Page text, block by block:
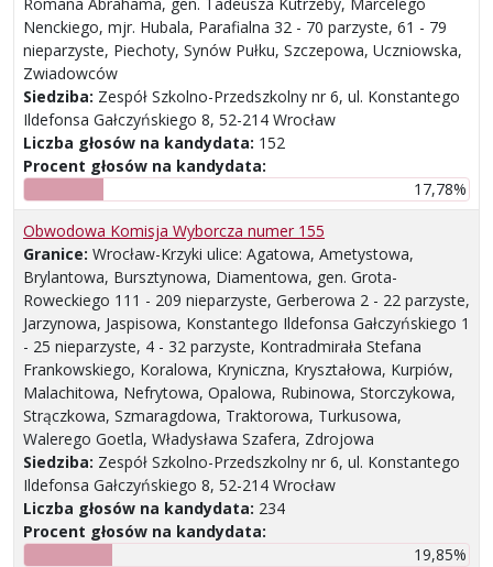
Nenckiego, mjr. Hubala, Parafialna 32 - 70 parzyste, 61 - 79
nieparzyste, Piechoty, Synów Pułku, Szczepowa, Uczniowska,
Zwiadowców
Siedziba: Zespół Szkolno-Przedszkolny nr 6, ul. Konstantego
Ildefonsa Gałczyńskiego 8, 52-214 Wrocław
Liczba głosów na kandydata: 152
Procent głosów na kandydata:
17,78%
Obwodowa Komisja Wyborcza numer 155
Granice: Wrocław-Krzyki ulice: Agatowa, Ametystowa,
Brylantowa, Bursztynowa, Diamentowa, gen. Grota-
Roweckiego 111 - 209 nieparzyste, Gerberowa 2 - 22 parzyste,
Jarzynowa, Jaspisowa, Konstantego Ildefonsa Gałczyńskiego 1
- 25 nieparzyste, 4 - 32 parzyste, Kontradmirała Stefana
Frankowskiego, Koralowa, Kryniczna, Kryształowa, Kurpiów,
Malachitowa, Nefrytowa, Opalowa, Rubinowa, Storczykowa,
Strączkowa, Szmaragdowa, Traktorowa, Turkusowa,
Walerego Goetla, Władysława Szafera, Zdrojowa
Siedziba: Zespół Szkolno-Przedszkolny nr 6, ul. Konstantego
Ildefonsa Gałczyńskiego 8, 52-214 Wrocław
Liczba głosów na kandydata: 234
Procent głosów na kandydata:
19,85%